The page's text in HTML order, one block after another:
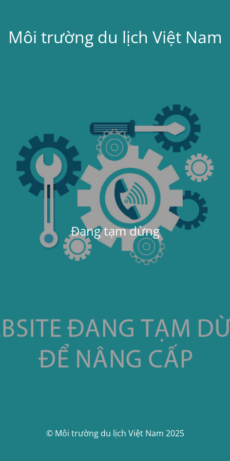
Môi trường du lịch Việt Nam
Đang tạm dừng
© Môi trường du lịch Việt Nam 2025